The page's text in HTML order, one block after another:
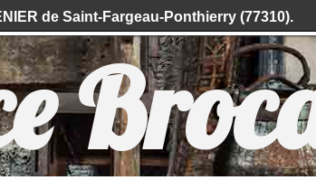
de Saint-Fargeau-Ponthierry (77310).